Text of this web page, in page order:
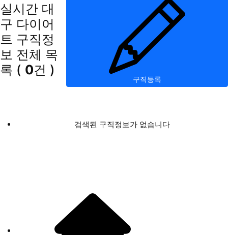
실시간 대
구 다이어
트 구직정
보 전체 목
록 ( 0건 )
구직등록
검색된 구직정보가 없습니다